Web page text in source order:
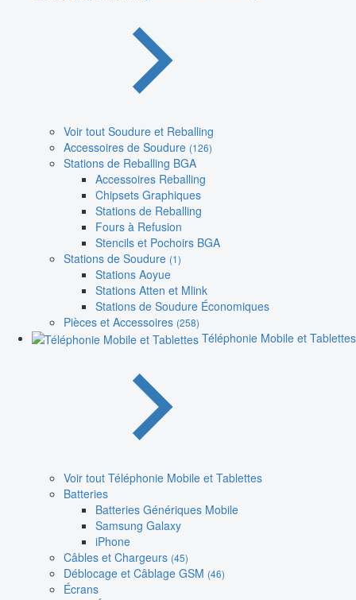
Voir tout Soudure et Reballing
Accessoires de Soudure (126)
Stations de Reballing BGA
Accessoires Reballing
Chipsets Graphiques
Stations de Reballing
Fours à Refusion
Stencils et Pochoirs BGA
Stations de Soudure (1)
Stations Aoyue
Stations Atten et Mlink
Stations de Soudure Économiques
Pièces et Accessoires (258)
Téléphonie Mobile et Tablettes
Voir tout Téléphonie Mobile et Tablettes
Batteries
Batteries Génériques Mobile
Samsung Galaxy
iPhone
Câbles et Chargeurs (45)
Déblocage et Câblage GSM (46)
Écrans